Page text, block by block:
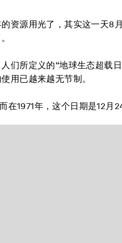
资源用光了，其实这一天8
们所定义的“地球生态超载
用已越来越无节制。
1971年，这个日期是12月